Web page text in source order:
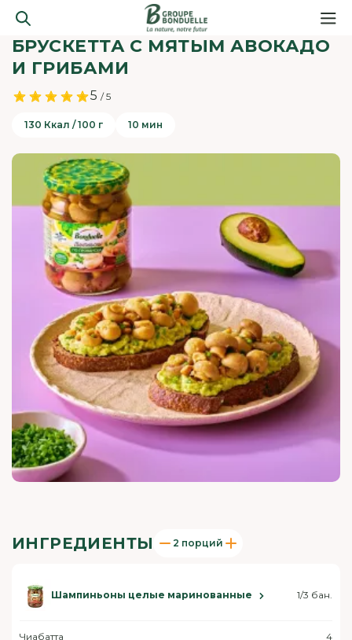
БРУСКЕТТА С МЯТЫМ АВОКАДО
И ГРИБАМИ
5 / 5
130 Ккал / 100 г 10 мин
ИНГРЕДИЕНТЫ 2 порций
Шампиньоны целые маринованные 1/3 бан.
Чиабатта 4